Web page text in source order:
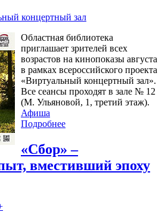
концертный зал
Областная библиотека
приглашает зрителей всех
возрастов на кинопоказы августа
в рамках всероссийского проекта
«Виртуальный концертный зал».
Все сеансы проходят в зале № 12
(М. Ульяновой, 1, третий этаж).
Афиша
Подробнее
«Сбор» –
вместивший эпоху